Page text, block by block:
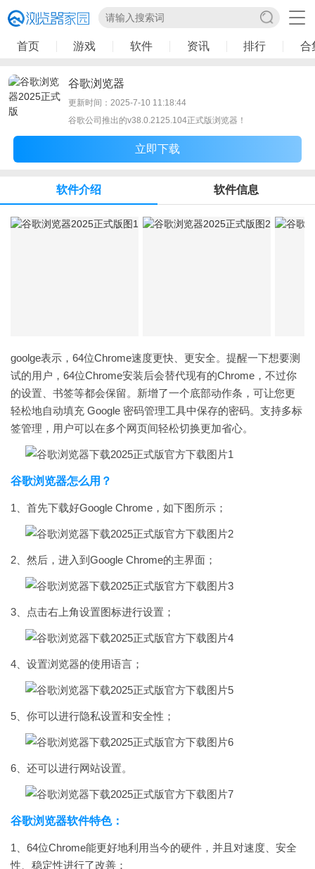
首页 游戏 软件 资讯 排行 合
谷歌浏览器
更新时间：2025-7-10 11:18:44
谷歌公司推出的v38.0.2125.104正式版浏览器！
立即下载
软件介绍 软件信息
goolge表示，64位Chrome速度更快、更安全。提醒一下想要测
试的用户，64位Chrome安装后会替代现有的Chrome，不过你
的设置、书签等都会保留。新增了一个底部动作条，可让您更
轻松地自动填充 Google 密码管理工具中保存的密码。支持多标
签管理，用户可以在多个网页间轻松切换更加省心。
谷歌浏览器怎么用？
1、首先下载好Google Chrome，如下图所示；
2、然后，进入到Google Chrome的主界面；
3、点击右上角设置图标进行设置；
4、设置浏览器的使用语言；
5、你可以进行隐私设置和安全性；
6、还可以进行网站设置。
谷歌浏览器软件特色：
1、64位Chrome能更好地利用当今的硬件，并且对速度、安全
性、稳定性进行了改善：